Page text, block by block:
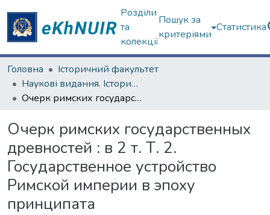
Розділи
та
колекції
Пошук за
критеріями
Статистика
Головна
Історичний факультет
Наукові видання. Історичний факультет
Очерк римских государственных древностей : в 2 т. Т. 2. Государственное устройство Римской империи в эпоху принципата
Очерк римских государственных
древностей : в 2 т. Т. 2.
Государственное устройство
Римской империи в эпоху
принципата